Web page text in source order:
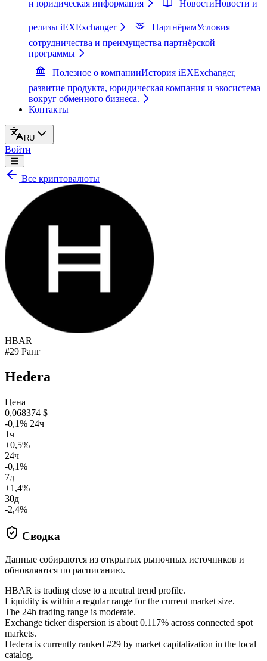
и юридическая информация НовостиНовости и
релизы iEXExchanger ПартнёрамУсловия
сотрудничества и преимущества партнёрской
программы
Полезное о компанииИстория iEXExchanger,
развитие продукта, юридическая компания и экосистема
вокруг обменного бизнеса.
Контакты
RU
Войти
Все криптовалюты
HBAR
#29 Ранг
Hedera
Цена
0,068374 $
-0,1% 24ч
1ч
+0,5%
24ч
-0,1%
7д
+1,4%
30д
-2,4%
Сводка
Данные собираются из открытых рыночных источников и
обновляются по расписанию.
HBAR is trading close to a neutral trend profile.
Liquidity is within a regular range for the current market size.
The 24h trading range is moderate.
Exchange ticker dispersion is about 0.117% across connected spot
markets.
Hedera is currently ranked #29 by market capitalization in the local
catalog.